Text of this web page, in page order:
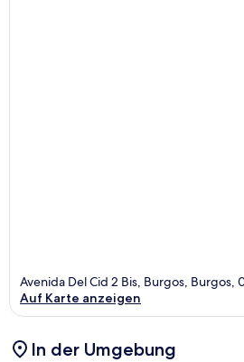
Avenida Del Cid 2 Bis, Burgos, Burgos,
Auf Karte anzeigen
In der Umgebung